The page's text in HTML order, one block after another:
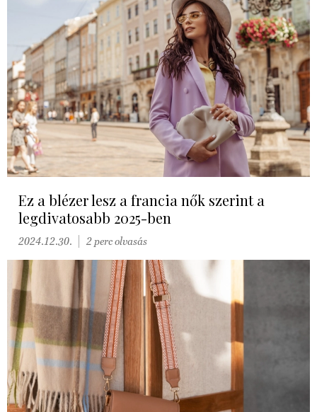
Ez a blézer lesz a francia nők szerint a
legdivatosabb 2025-ben
2024.12.30. 2 perc olvasás